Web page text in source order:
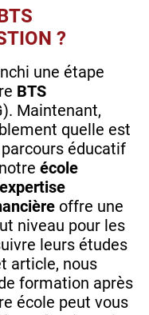
?
une étape
BTS
Maintenant,
quelle est
éducatif
école
expertise
offre une
niveau pour les
leurs études
article, nous
formation après
école peut vous